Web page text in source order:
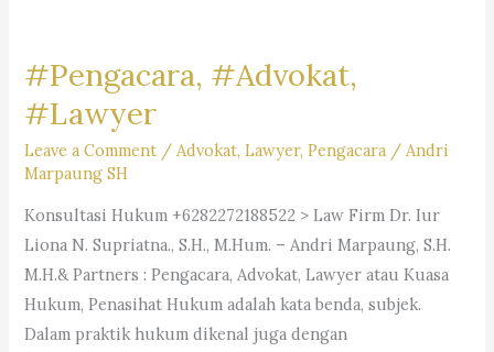
Firm
Dr.iur.
Liona
N.
Supriatna,
SH,
M.Hum.
–
Andri
Marpaung,
#Pengacara, #Advokat,
#Lawyer
Leave a Comment / Advokat,Lawyer,Pengacara / Andri
Marpaung SH
Konsultasi Hukum +6282272188522 > Law Firm Dr. Iur
Liona N. Supriatna., S.H., M.Hum. – Andri Marpaung, S.H.
M.H.& Partners : Pengacara, Advokat, Lawyer atau Kuasa
Hukum, Penasihat Hukum adalah kata benda, subjek.
Dalam praktik hukum dikenal juga dengan